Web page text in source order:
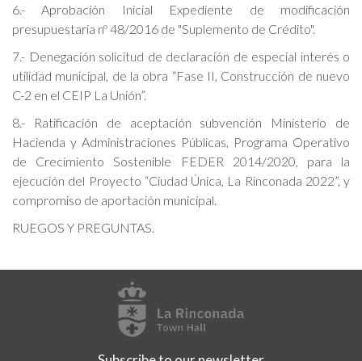
6.- Aprobación Inicial Expediente de modificación
presupuestaria nº 48/2016 de "Suplemento de Crédito".
7.- Denegación solicitud de declaración de especial interés o
utilidad municipal, de la obra “Fase II, Construcción de nuevo
C-2 en el CEIP La Unión”.
8.- Ratificación de aceptación subvención Ministerio de
Hacienda y Administraciones Públicas, Programa Operativo
de Crecimiento Sostenible FEDER 2014/2020, para la
ejecución del Proyecto “Ciudad Única, La Rinconada 2022”, y
compromiso de aportación municipal.
RUEGOS Y PREGUNTAS.